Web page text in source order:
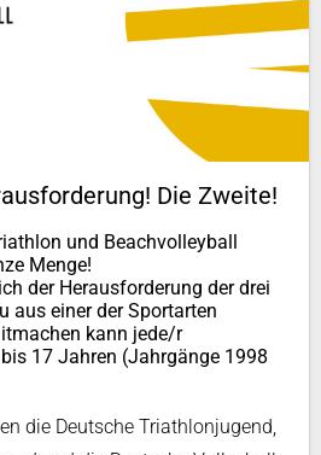
Die Zweite!
und Beachvolleyball
Menge!
der Herausforderung der drei
aus einer der Sportarten
kann jede/r
17 Jahren (Jahrgänge 1998
die Deutsche Triathlonjugend,